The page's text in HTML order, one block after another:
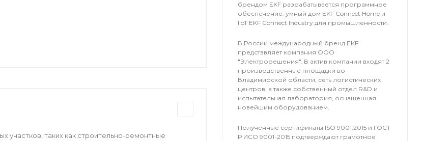
участков, таких как строительно-ремонтные
брендом EKF разрабатывается программное
обеспечение: умный дом EKF Connect Home и
IIoT EKF Connect Industry для промышленности.
В России международный бренд EKF
представляет компания OOO
"Электрорешения". В актив компании входят 2
производственные площадки во
Владимирской области, сеть логистических
центров, а также собственный отдел R&D и
испытательная лаборатория, оснащенная
новейшим оборудованием.
Полученные сертификаты ISO 9001:2015 и ГОСТ
Р ИСО 9001-2015 подтверждают грамотное